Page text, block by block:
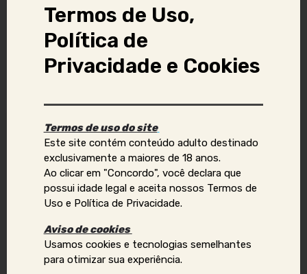
Atende Presencial
Com Local
Vídeo chamada
Denunciar anúncio
Aviso Importante:
Se você identificar golpes, conteúdos ilegais ou abusivos,
ou quiser reportar violações de direitos autorais, uso
indevido de imagens ou dados pessoais (como telefone,
e-mail, nomes, endereços, etc.), envie um e-mail para:
contato@acompanhantesvirtual.com.br
Termos de Uso,
Política de
Privacidade e Cookies
Termos de uso do site
Este site contém conteúdo adulto destinado
exclusivamente a maiores de 18 anos.
Ao clicar em "Concordo", você declara que
possui idade legal e aceita nossos Termos de
Uso e Política de Privacidade.
Aviso de cookies
Usamos cookies e tecnologias semelhantes
para otimizar sua experiência.